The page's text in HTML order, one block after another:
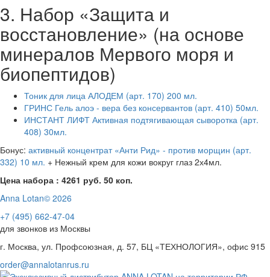
3. Набор «Защита и
восстановление» (на основе
минералов Мервого моря и
биопептидов)
Тоник для лица АЛОДЕМ (арт. 170) 200 мл.
ГРИНС Гель алоэ - вера без консервантов (арт. 410) 50мл.
ИНСТАНТ ЛИФТ Активная подтягивающая сыворотка (арт.
408) 30мл.
Бонус: активный концентрат «Анти Рид» - против морщин (арт.
332) 10 мл. + Нежный крем для кожи вокруг глаз 2х4мл.
Цена набора : 4261 руб. 50 коп.
Anna Lotan© 2026
+7 (495) 662-47-04
для звонков из Москвы
г. Москва, ул. Профсоюзная, д. 57, БЦ «ТЕХНОЛОГИЯ», офис 915
order@annalotanrus.ru